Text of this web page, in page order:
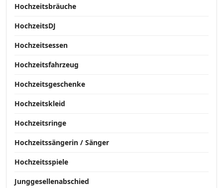
Hochzeitsbräuche
HochzeitsDJ
Hochzeitsessen
Hochzeitsfahrzeug
Hochzeitsgeschenke
Hochzeitskleid
Hochzeitsringe
Hochzeitssängerin / Sänger
Hochzeitsspiele
Junggesellenabschied